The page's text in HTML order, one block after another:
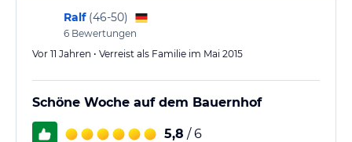
Ralf (46-50)
6 Bewertungen
Vor 11 Jahren • Verreist als Familie im Mai 2015
Schöne Woche auf dem Bauernhof
5,8 / 6